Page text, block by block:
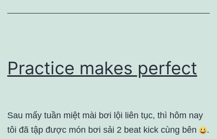
Practice makes perfect
Sau mấy tuần miệt mài bơi lội liên tục, thì hôm nay
tôi đã tập được món bơi sải 2 beat kick cùng bên
.